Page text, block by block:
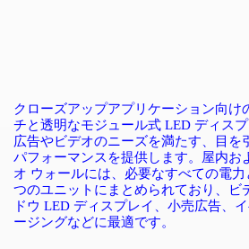
クローズアップアプリケーション向け
チと透明なモジュール式 LED ディス
広告やビデオのニーズを満たす、目を
パフォーマンスを提供します。屋内お
オ ウォールには、必要なすべての電
つのユニットにまとめられており、ビ
ドウ LED ディスプレイ、小売広告、
ージングなどに最適です。